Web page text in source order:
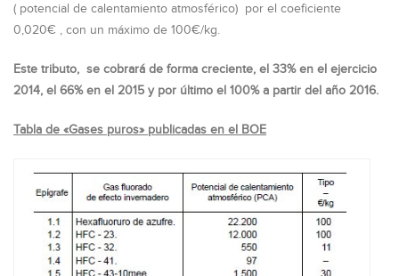
( potencial de calentamiento atmosférico) por el coeficiente
0,020€ , con un máximo de 100€/kg.
Este tributo, se cobrará de forma creciente, el 33% en el ejercicio
2014, el 66% en el 2015 y por último el 100% a partir del año 2016.
Tabla de «Gases puros» publicadas en el BOE